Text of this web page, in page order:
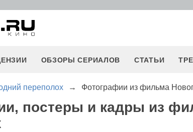
ОБЗОРЫ СЕРИАЛОВ СТАТЬИ
переполох → Фотографии из фильма
постеры и кадры из